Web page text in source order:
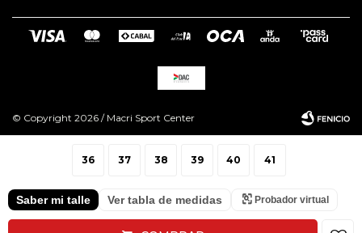
36 37 38 39 40 41
Saber mi talle Ver tabla de medidas Probador virtual
© Copyright 2026 / Macri Sport Center
Fenicio